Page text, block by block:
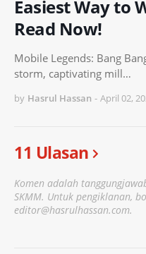
Easiest Way to
Read Now!
Mobile Legends: Bang
storm, captivating mill…
by Hasrul Hassan - April 02,
11 Ulasan
Komen adalah
SKMM. Untuk pengiklanan,
editor@hasrulhassan.com.